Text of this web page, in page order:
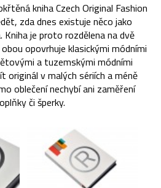
kniha Czech Original Fashion
zda dnes existuje něco jako
Kniha je proto rozdělena na dvě
opovrhuje klasickými módními
a tuzemskými módními
originál v malých sériích a méně
oblečení nechybí ani zaměření
či šperky.